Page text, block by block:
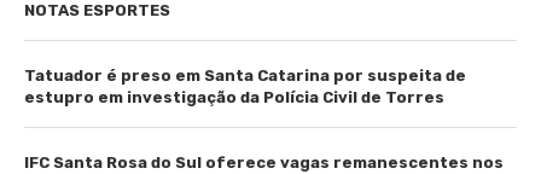
NOTAS ESPORTES
Tatuador é preso em Santa Catarina por suspeita de
estupro em investigação da Polícia Civil de Torres
IFC Santa Rosa do Sul oferece vagas remanescentes nos